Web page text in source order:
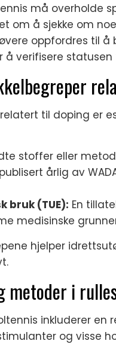
må overholde
om å sjekke om
oppfordres til å
å verifisere statusen
til doping er
stoffer eller
årlig av
bruk (TUE): En
medisinske
hjelper
metoder i
inkluderer en
og visse